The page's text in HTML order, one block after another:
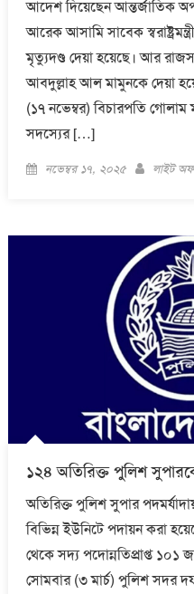
আদেশ দিয়েছেন আন্তর্জাতিক
আরেক আসামি সাবেক
মৃত্যুদণ্ড দেয়া হয়েছে। আর
আবদুল্লাহ আল মামুনকে দেয়া
(১৭ নভেম্বর) বিচারপতি গোলাম
সদস্যের […]
Posted
নভেম্বর ১৭, ২০২৫ Author
লাইট
১২৪ অতিরিক্ত পুলিশ
অতিরিক্ত পুলিশ সুপার
বিভিন্ন ইউনিটে পদায়ন করা
থেকে সদ্য পদোন্নতিপ্রাপ্ত ১০১
সোমবার (৩ মার্চ) পুলিশ সদর